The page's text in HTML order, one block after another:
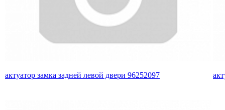
актуатор замка задней левой двери 96252097